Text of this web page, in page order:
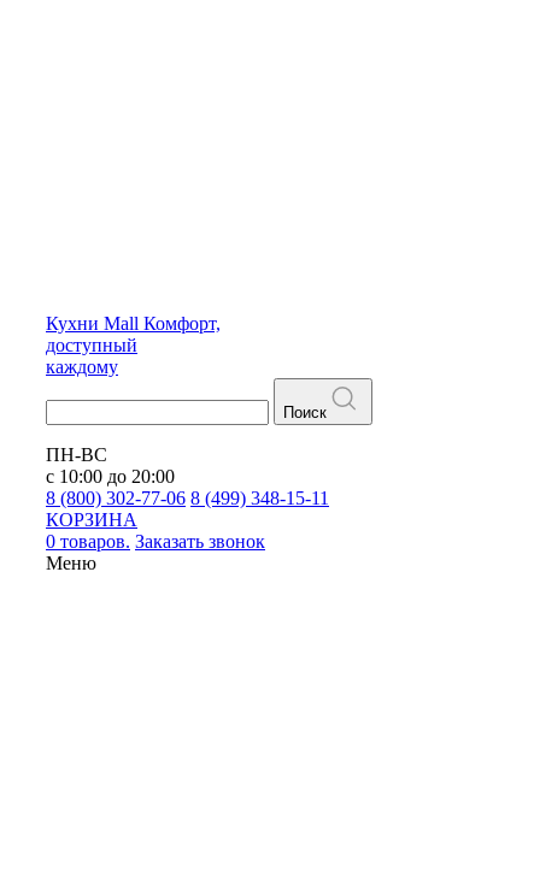
Кухни Mall Комфорт,
доступный
каждому
Поиск
ПН-ВС
с 10:00 до 20:00
8 (800) 302-77-06 8 (499) 348-15-11
КОРЗИНА
0 товаров. Заказать звонок
Меню